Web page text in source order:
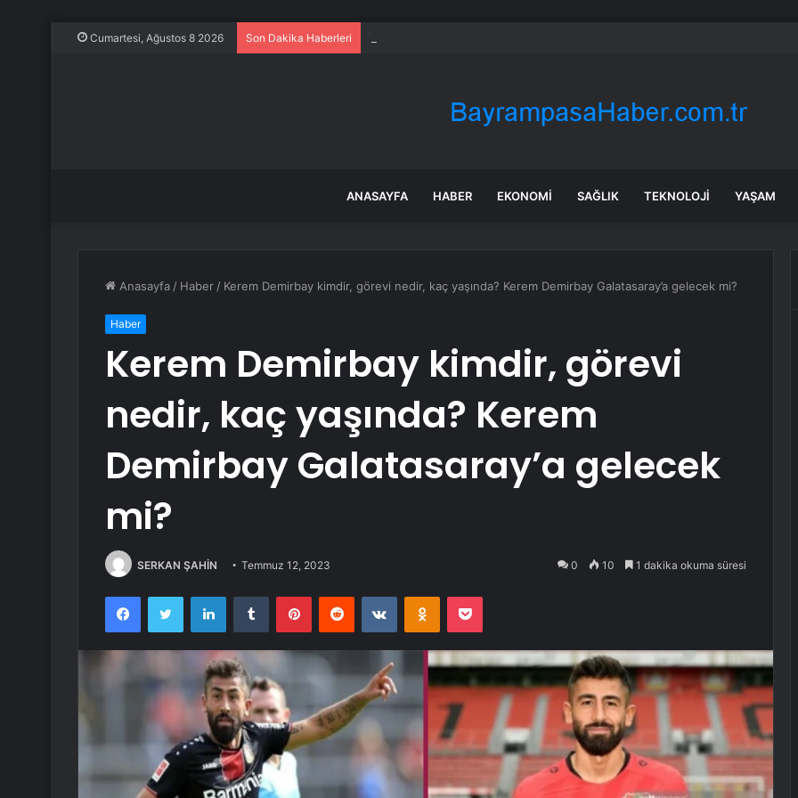
Cumartesi, Ağustos 8 2026 Son Dakika Haberleri Trump: Şi ve Putin İran’a silah satmayacaklarını söyledi
ANASAYFA HABER EKONOMI SAĞLIK TEKNOLOJI YAŞAM
Anasayfa / Haber / Kerem Demirbay kimdir, görevi nedir, kaç yaşında? Kerem Demirbay Galatasaray’a gelecek mi?
Haber
Kerem Demirbay kimdir, görevi
nedir, kaç yaşında? Kerem
Demirbay Galatasaray’a gelecek
mi?
SERKAN ŞAHİN Temmuz 12, 2023 0 10 1 dakika okuma süresi
FacebookTwitter LinkedInTumblr PinterestReddit VKontakteOdnoklassniki
Pocket